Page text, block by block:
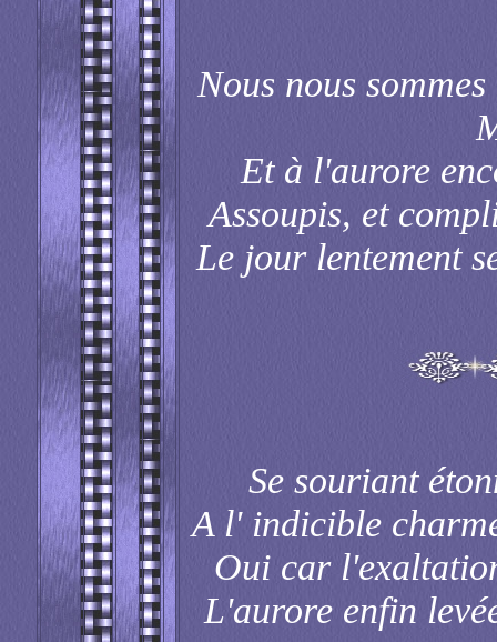
Nous nous
Et à l'aurore
Assoupis, et
Le jour lentement
Se souriant
A l' indicible
Oui car
L'aurore enfin